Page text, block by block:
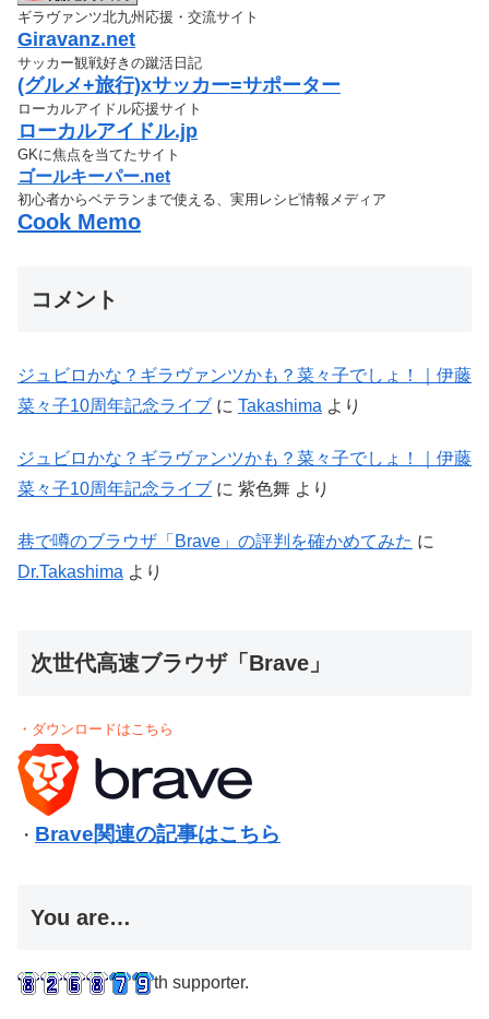
ギラヴァンツ北九州応援・交流サイト
Giravanz.net
サッカー観戦好きの蹴活日記
(グルメ+旅行)xサッカー=サポーター
ローカルアイドル応援サイト
ローカルアイドル.jp
GKに焦点を当てたサイト
ゴールキーパー.net
初心者からベテランまで使える、実用レシピ情報メディア
Cook Memo
コメント
ジュビロかな？ギラヴァンツかも？菜々子でしょ！｜伊藤
菜々子10周年記念ライブ に Takashima より
ジュビロかな？ギラヴァンツかも？菜々子でしょ！｜伊藤
菜々子10周年記念ライブ に 紫色舞 より
巷で噂のブラウザ「Brave」の評判を確かめてみた に
Dr.Takashima より
次世代高速ブラウザ「Brave」
・ダウンロードはこちら
・ Brave関連の記事はこちら
You are…
th supporter.